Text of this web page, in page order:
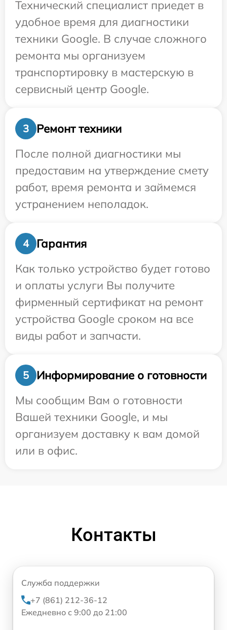
Технический специалист приедет в
удобное время для диагностики
техники Google. В случае сложного
ремонта мы организуем
транспортировку в мастерскую в
сервисный центр Google.
3
Ремонт техники
После полной диагностики мы
предоставим на утверждение смету
работ, время ремонта и займемся
устранением неполадок.
4
Гарантия
Как только устройство будет готово
и оплаты услуги Вы получите
фирменный сертификат на ремонт
устройства Google сроком на все
виды работ и запчасти.
5
Информирование о готовности
Мы сообщим Вам о готовности
Вашей техники Google, и мы
организуем доставку к вам домой
или в офис.
Контакты
Служба поддержки
+7 (861) 212-36-12
Ежедневно с 9:00 до 21:00